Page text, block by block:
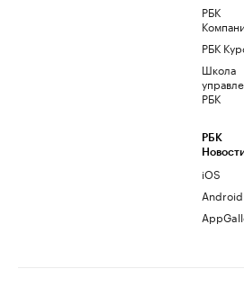
РБК
РБК
Школа
РБК
РБК
iOS
Android